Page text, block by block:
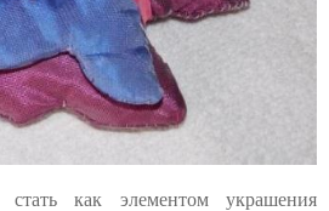
как элементом украшения